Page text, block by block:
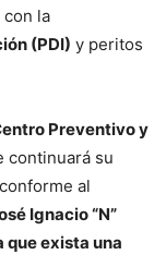
con la
(PDI) y peritos
Preventivo y
continuará su
al
Ignacio “N”
exista una